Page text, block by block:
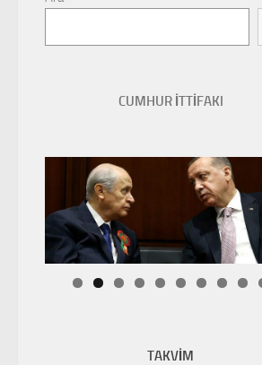
CUMHUR İTTİFAKI
TAKVİM